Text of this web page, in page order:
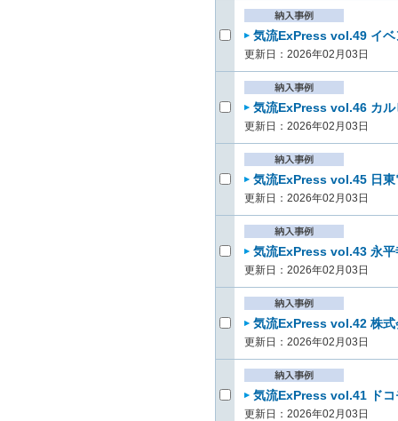
気流ExPress vol.49 イ
更新日：2026年02月03日
気流ExPress vol.46 カ
更新日：2026年02月03日
気流ExPress vol.45 日
更新日：2026年02月03日
気流ExPress vol.43 永
更新日：2026年02月03日
気流ExPress vol.42 株
更新日：2026年02月03日
気流ExPress vol.41 ド
更新日：2026年02月03日